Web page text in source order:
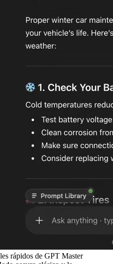
rápidos de GPT Master